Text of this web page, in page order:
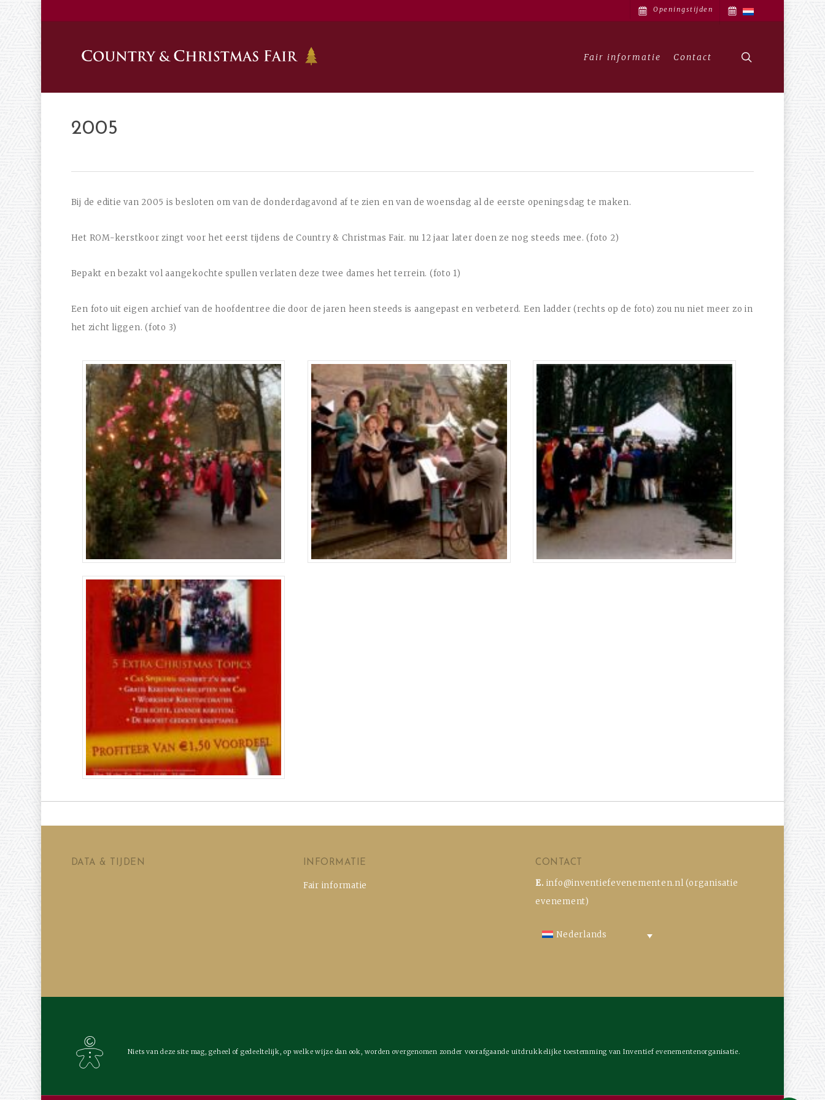
Openingstijden
Fair informatie Contact
2005
Bij de editie van 2005 is besloten om van de donderdagavond af te zien en van de woensdag al de eerste openingsdag te maken.
Het ROM-kerstkoor zingt voor het eerst tijdens de Country & Christmas Fair. nu 12 jaar later doen ze nog steeds mee. (foto 2)
Bepakt en bezakt vol aangekochte spullen verlaten deze twee dames het terrein. (foto 1)
Een foto uit eigen archief van de hoofdentree die door de jaren heen steeds is aangepast en verbeterd. Een ladder (rechts op de foto) zou nu niet meer zo in
het zicht liggen. (foto 3)
DATA & TIJDEN INFORMATIE
Fair informatie
CONTACT
E. info@inventiefevenementen.nl (organisatie
evenement)
Nederlands
Niets van deze site mag, geheel of gedeeltelijk, op welke wijze dan ook, worden overgenomen zonder voorafgaande uitdrukkelijke toestemming van Inventief evenementenorganisatie.